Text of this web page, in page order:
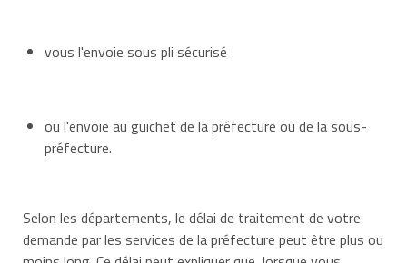
vous l'envoie sous pli sécurisé
ou l'envoie au guichet de la préfecture ou de la sous-
préfecture.
Selon les départements, le délai de traitement de votre
demande par les services de la préfecture peut être plus ou